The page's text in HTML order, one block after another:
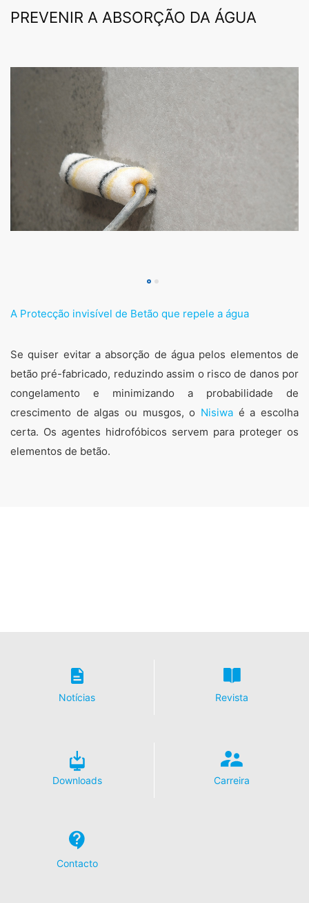
PREVENIR A ABSORÇÃO DA ÁGUA
A Protecção invisível de Betão que repele a água
Se quiser evitar a absorção de água pelos elementos de
betão pré-fabricado, reduzindo assim o risco de danos por
congelamento e minimizando a probabilidade de
crescimento de algas ou musgos, o Nisiwa é a escolha
certa. Os agentes hidrofóbicos servem para proteger os
elementos de betão.
Notícias Revista
Downloads Carreira
Contacto